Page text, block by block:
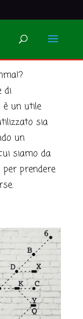
MORSE
di
è un utile
sia
un
siamo da
per prendere